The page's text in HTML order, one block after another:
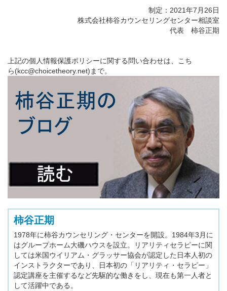
制定：2021年7月26日
株式会社柿谷カウンセリングセンター相談室
代表 柿谷正期
上記の個人情報保護ポリシーに関する問い合わせは、こち
ら(ten.yroehteciohc@cck)まで。
柿谷正期
1978年に柿谷カウンセリング・センターを開設。1984年3月に
はグループホーム大磯ハウスを設立。リアリティセラピーに関
しては米国ウイリアム・グラッサー協会が認定した日本人初の
インストラクターであり、日本初の「リアリティ・セラピー」
認定講座を主催するなど先駆的な働きをし、現在も第一人者と
して活躍中である。